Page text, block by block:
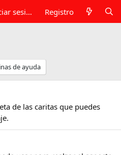
Iniciar sesión Registro
de ayuda
de las caritas que puedes